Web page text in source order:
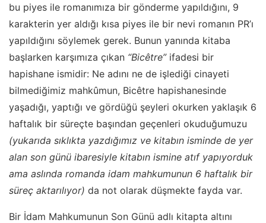
bu piyes ile romanımıza bir gönderme yapıldığını, 9
karakterin yer aldığı kısa piyes ile bir nevi romanın PR’ı
yapıldığını söylemek gerek. Bunun yanında kitaba
başlarken karşımıza çıkan “Bicêtre”ifadesi bir
hapishane ismidir: Ne adını ne de işlediği cinayeti
bilmediğimiz mahkûmun, Bicêtre hapishanesinde
yaşadığı, yaptığı ve gördüğü şeyleri okurken yaklaşık 6
haftalık bir süreçte başından geçenleri okuduğumuzu
(yukarıda sıklıkta yazdığımız ve kitabın isminde de yer
alan son günü ibaresiyle kitabın ismine atıf yapıyorduk
ama aslında romanda idam mahkumunun 6 haftalık bir
süreç aktarılıyor) da not olarak düşmekte fayda var.
Bir İdam Mahkumunun Son Günü adlı kitapta altını